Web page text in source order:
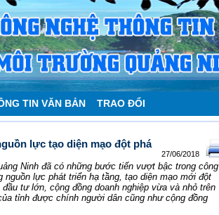
TIN VĂN BẢN TRAO ĐỔI
lực tạo diện mạo đột phá
27/06/2018
Ninh đã có những bước tiến vượt bậc trong công
lực phát triển hạ tầng, tạo diện mạo mới đột
tư lớn, cộng đồng doanh nghiệp vừa và nhỏ trên
tỉnh được chính người dân cũng như cộng đồng